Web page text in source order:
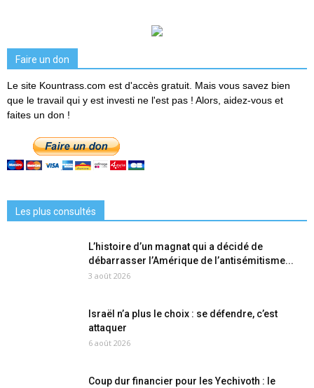
Faire un don
Le site Kountrass.com est d'accès gratuit. Mais vous savez bien
que le travail qui y est investi ne l'est pas ! Alors, aidez-vous et
faites un don !
Les plus consultés
L’histoire d’un magnat qui a décidé de
débarrasser l’Amérique de l’antisémitisme...
3 août 2026
Israël n’a plus le choix : se défendre, c’est
attaquer
6 août 2026
Coup dur financier pour les Yechivoth : le